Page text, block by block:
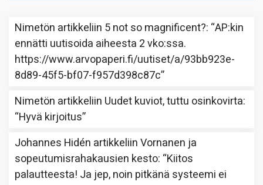
Nimetön artikkeliin 5 not so magnificent?: “AP:kin
ennätti uutisoida aiheesta 2 vko:ssa.
https://www.arvopaperi.fi/uutiset/a/93bb923e-
8d89-45f5-bf07-f957d398c87c”
Nimetön artikkeliin Uudet kuviot, tuttu osinkovirta:
“Hyvä kirjoitus”
Johannes Hidén artikkeliinVornanen ja
sopeutumisrahakausien kesto: “Kiitos
palautteesta! Ja jep, noin pitkänä systeemi ei